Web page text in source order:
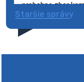
prebehne zber
obyvateľov, aby
5. augusta 2026
Staršie správy